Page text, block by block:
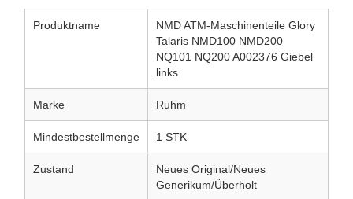
Produktname
NMD ATM-Maschinenteile Glory
Talaris NMD100 NMD200
NQ101 NQ200 A002376 Giebel
links
Marke Ruhm
Mindestbestellmenge 1 STK
Zustand
Neues Original/Neues
Generikum/Überholt